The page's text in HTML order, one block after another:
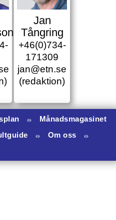
Jan
Tångring
+46(0)734-
171309
jan@etn.se
(redaktion)
⏛
Månadsmagasinet
⏛ Om oss
⏛